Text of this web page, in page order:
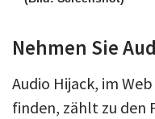
Nehmen Sie
Audio Hijack, im
finden, zählt zu den